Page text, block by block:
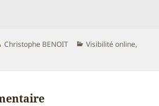
Auteur
Christophe BENOIT Catégories
Visibilité online,